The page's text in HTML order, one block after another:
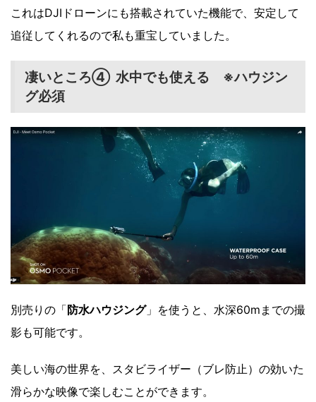
これはDJIドローンにも搭載されていた機能で、安定して
追従してくれるので私も重宝していました。
凄いところ④ 水中でも使える ※ハウジン
グ必須
別売りの「防水ハウジング」を使うと、水深60mまでの撮
影も可能です。
美しい海の世界を、スタビライザー（ブレ防止）の効いた
滑らかな映像で楽しむことができます。